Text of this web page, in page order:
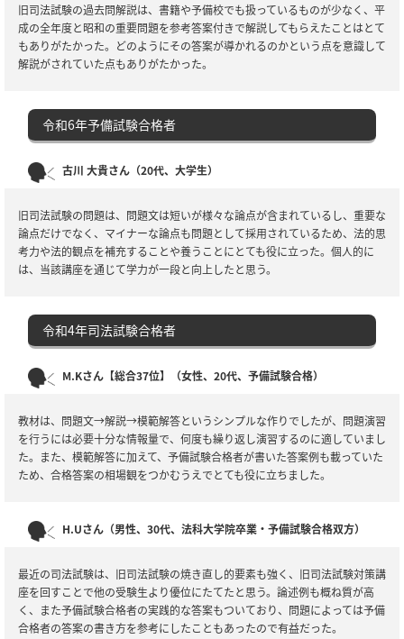
旧司法試験の過去問解説は、書籍や予備校でも扱っているものが少なく、平
成の全年度と昭和の重要問題を参考答案付きで解説してもらえたことはとて
もありがたかった。どのようにその答案が導かれるのかという点を意識して
解説がされていた点もありがたかった。
令和6年予備試験合格者
古川 大貴さん（20代、大学生）
旧司法試験の問題は、問題文は短いが様々な論点が含まれているし、重要な
論点だけでなく、マイナーな論点も問題として採用されているため、法的思
考力や法的観点を補充することや養うことにとても役に立った。個人的に
は、当該講座を通じて学力が一段と向上したと思う。
令和4年司法試験合格者
M.Kさん【総合37位】（女性、20代、予備試験合格）
教材は、問題文→解説→模範解答というシンプルな作りでしたが、問題演習
を行うには必要十分な情報量で、何度も繰り返し演習するのに適していまし
た。また、模範解答に加えて、予備試験合格者が書いた答案例も載っていた
ため、合格答案の相場観をつかむうえでとても役に立ちました。
H.Uさん（男性、30代、法科大学院卒業・予備試験合格双方）
最近の司法試験は、旧司法試験の焼き直し的要素も強く、旧司法試験対策講
座を回すことで他の受験生より優位にたてたと思う。論述例も概ね質が高
く、また予備試験合格者の実践的な答案もついており、問題によっては予備
合格者の答案の書き方を参考にしたこともあったので有益だった。